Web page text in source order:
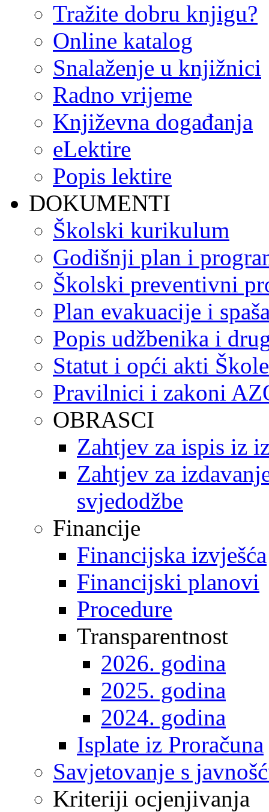
Tražite dobru knjigu?
Online katalog
Snalaženje u knjižnici
Radno vrijeme
Književna događanja
eLektire
Popis lektire
DOKUMENTI
Školski kurikulum
Godišnji plan i
Školski preventivni
Plan evakuacije i
Popis udžbenika i
Statut i opći akti Škole
Pravilnici i zakoni
OBRASCI
Zahtjev za ispis iz
Zahtjev za
svjedodžbe
Financije
Financijska izvješća
Financijski planovi
Procedure
Transparentnost
2026. godina
2025. godina
2024. godina
Isplate iz Proračuna
Savjetovanje s
Kriteriji ocjenjivanja